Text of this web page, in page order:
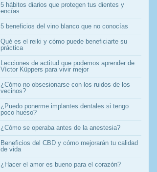
5 hábitos diarios que protegen tus dientes y
encías
5 beneficios del vino blanco que no conocías
Qué es el reiki y cómo puede beneficiarte su
práctica
Lecciones de actitud que podemos aprender de
Víctor Küppers para vivir mejor
¿Cómo no obsesionarse con los ruidos de los
vecinos?
¿Puedo ponerme implantes dentales si tengo
poco hueso?
¿Cómo se operaba antes de la anestesia?
Beneficios del CBD y cómo mejorarán tu calidad
de vida
¿Hacer el amor es bueno para el corazón?